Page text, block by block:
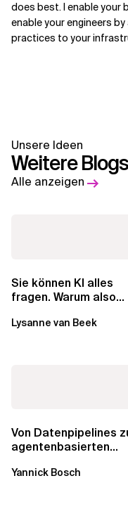
does best. I enable your
enable your engineers
practices to your
Unsere Ideen
Weitere Blogs
Alle anzeigen
Sie können KI alles
fragen. Warum also
noch?
Lysanne van Beek
Von Datenpipelines
agentenbasierten
Analytics...
Yannick Bosch